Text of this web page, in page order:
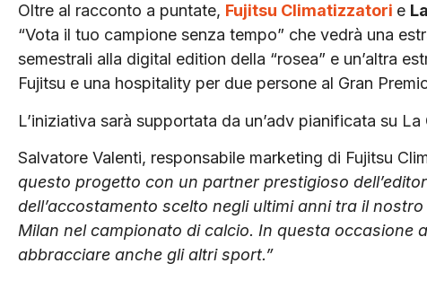
Oltre al racconto a puntate, Fujitsu Climatizzatori e
“Vota il tuo campione senza tempo” che vedrà una
semestrali alla digital edition della “rosea” e un’altra
Fujitsu e una hospitality per due persone al Gran
L’iniziativa sarà supportata da un’adv pianificata su
Salvatore Valenti, responsabile marketing di Fujitsu
questo progetto con un partner prestigioso
dell’accostamento scelto negli ultimi anni tra il
Milan nel campionato di calcio. In questa occasione
abbracciare anche gli altri sport.”